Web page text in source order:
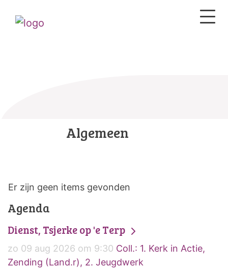
Algemeen
Er zijn geen items gevonden
Agenda
Dienst, Tsjerke op 'e Terp
zo 09 aug 2026 om 9:30 Coll.: 1. Kerk in Actie,
Zending (Land.r), 2. Jeugdwerk